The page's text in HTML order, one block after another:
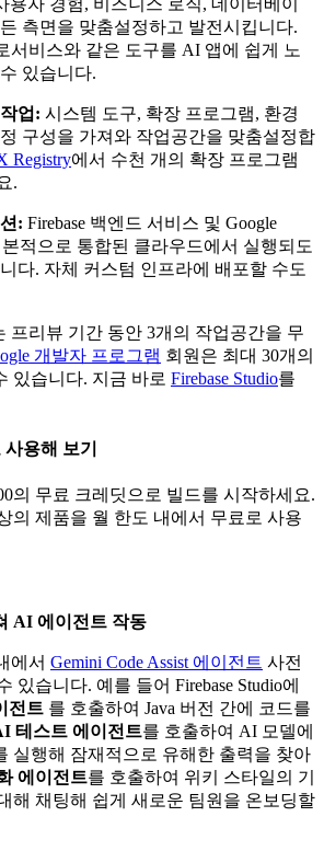
용자 경험, 비즈니스 로직, 데이터베이
측면을 맞춤설정하고 발전시킵니다.
서비스와 같은 도구를 AI 앱에 쉽게 노
있습니다.
업: 시스템 도구, 확장 프로그램, 환경
구성을 가져와 작업공간을 맞춤설정합
Registry에서 수천 개의 확장 프로그램
.
: Firebase 백엔드 서비스 및 Google
본적으로 통합된 클라우드에서 실행되도
다. 자체 커스텀 인프라에 배포할 수도
프리뷰 기간 동안 3개의 작업공간을 무
개발자 프로그램 회원은 최대 30개의
있습니다. 지금 바로 Firebase Studio를
용해 보기
의 무료 크레딧으로 빌드를 시작하세요.
의 제품을 월 한도 내에서 무료로 사용
AI 에이전트 작동
에서 Gemini Code Assist 에이전트 사전
있습니다. 예를 들어 Firebase Studio에
전트 를 호출하여 Java 버전 간에 코드를
테스트 에이전트를 호출하여 AI 모델에
실행해 잠재적으로 유해한 출력을 찾아
에이전트를 호출하여 위키 스타일의 기
해 채팅해 쉽게 새로운 팀원을 온보딩할